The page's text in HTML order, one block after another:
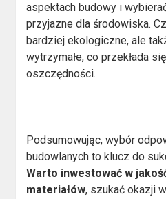
aspektach budowy i
przyjazne dla środowiska.
bardziej ekologiczne, ale
wytrzymałe, co przekłada
oszczędności.
Podsumowując, wybór
budowlanych to klucz do
Warto inwestować w
materiałów, szukać okazji